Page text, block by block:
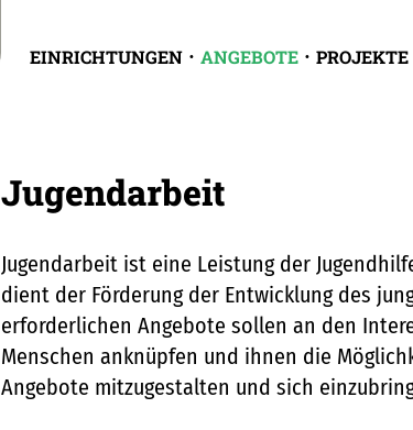
EINRICHTUNGEN ANGEBOTE PROJEKTE
Jugendarbeit
Jugendarbeit ist eine Leistung der
dient der Förderung der Entwicklung des
erforderlichen Angebote sollen an den
Menschen anknüpfen und ihnen die
Angebote mitzugestalten und sich